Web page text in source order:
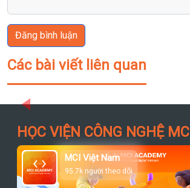
Đăng bình luận
Các bài viết liên quan
Previous
HỌC VIỆN CÔNG NGHỆ MCI
MCI Việt Nam
95.7k người theo dõi